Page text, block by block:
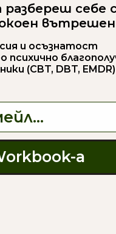
себе
и осъзнатост
психично
(CBT, DBT, EMDR)
а